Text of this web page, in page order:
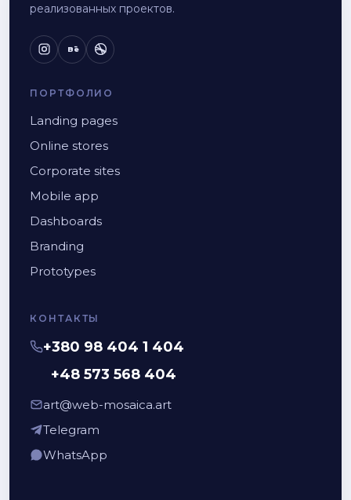
реализованных проектов.
Bē
ПОРТФОЛИО
Landing pages
Online stores
Corporate sites
Mobile app
Dashboards
Branding
Prototypes
КОНТАКТЫ
+380 98 404 1 404
+48 573 568 404
art@web-mosaica.art
Telegram
WhatsApp